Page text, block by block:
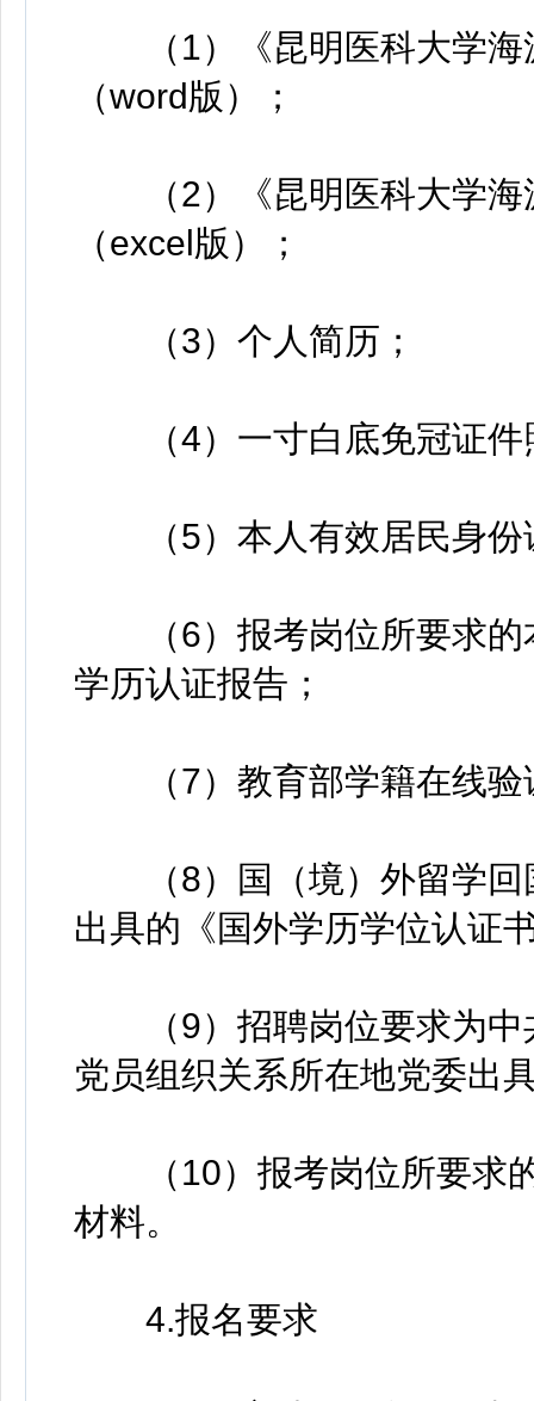
（1）《昆明医科大学海
（word版）；
（2）《昆明医科大学海
（excel版）；
（3）个人简历；
（4）一寸白底免冠证件
（5）本人有效居民身份
（6）报考岗位所要求的
学历认证报告；
（7）教育部学籍在线验
（8）国（境）外留学回
出具的《国外学历学位认证
（9）招聘岗位要求为中
党员组织关系所在地党委出
（10）报考岗位所要求的
材料。
4.报名要求